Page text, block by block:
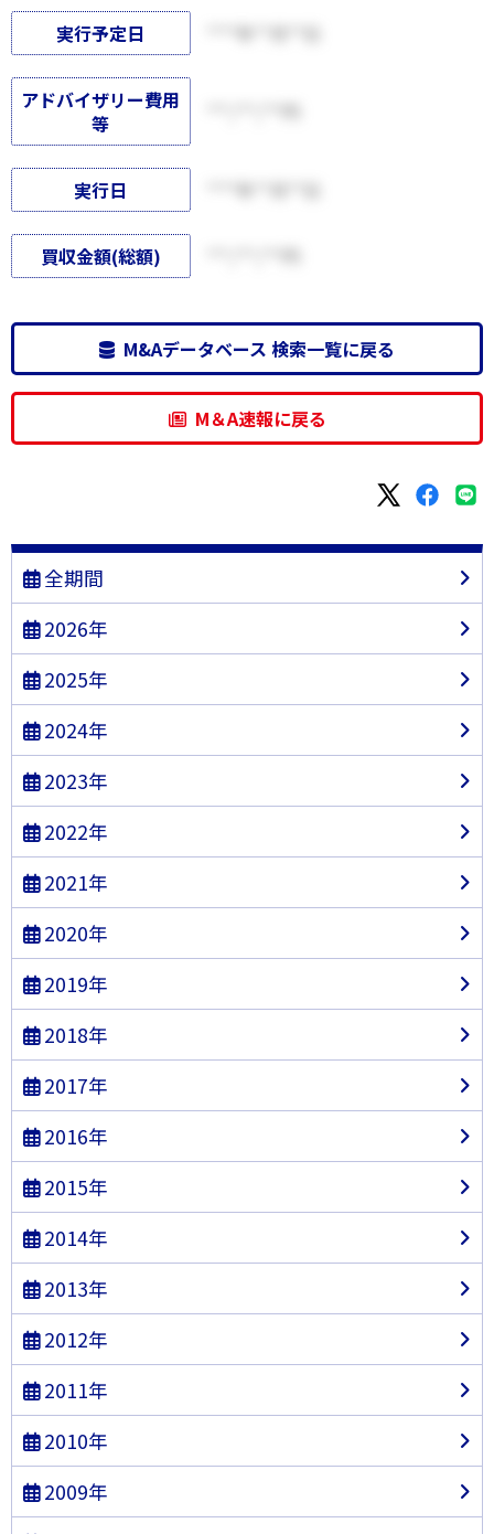
実行予定日
アドバイザリー費用
等
実行日
買収金額(総額)
M&Aデータベース 検索一覧に戻る
M＆A速報に戻る
全期間
2026年
2025年
2024年
2023年
2022年
2021年
2020年
2019年
2018年
2017年
2016年
2015年
2014年
2013年
2012年
2011年
2010年
2009年